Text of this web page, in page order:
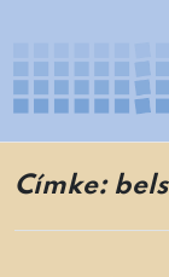
content
Címke: